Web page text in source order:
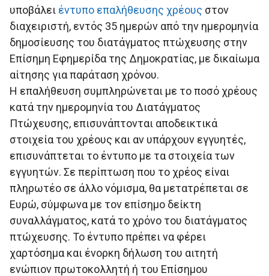
υποβάλει έντυπο επαλήθευσης χρέους στον
διαχειριστή, εντός 35 ηµερών από την ηµεροµηνία
δηµοσίευσης του διατάγµατος πτώχευσης στην
Επίσηµη Εφηµερίδα της ∆ηµοκρατίας, με δικαίωμα
αίτησης για παράταση χρόνου.
Η επαλήθευση συμπληρώνεται με το ποσό χρέους
κατά την ημερομηνία του Διατάγματος
Πτώχευσης, επισυνάπτονται αποδεικτικά
στοιχεία του χρέους και αν υπάρχουν εγγυητές,
επισυνάπτεται το έντυπο με τα στοιχεία των
εγγυητών. Σε περίπτωση που το χρέος είναι
πληρωτέο σε άλλο νόμισμα, θα μετατρέπεται σε
Ευρώ, σύμφωνα με τον επίσημο δείκτη
συναλλάγματος, κατά το χρόνο του διατάγματος
πτώχευσης. Το έντυπο πρέπει να φέρει
χαρτόσημα και ένορκη δήλωση του αιτητή
ενώπιον πρωτοκολλητή ή του Επίσημου